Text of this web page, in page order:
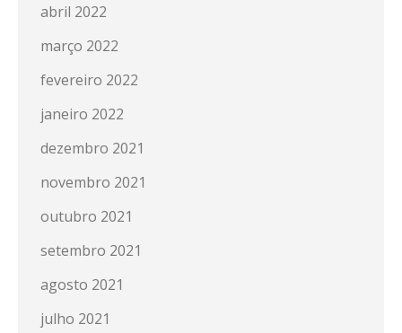
abril 2022
março 2022
fevereiro 2022
janeiro 2022
dezembro 2021
novembro 2021
outubro 2021
setembro 2021
agosto 2021
julho 2021